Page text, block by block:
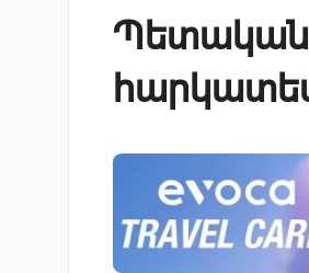
Պետական